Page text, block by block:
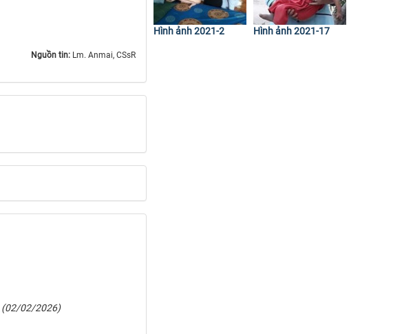
Nguồn tin: Lm. Anmai, CSsR
(02/02/2026)
Hình ảnh 2021-2 Hình ảnh 2021-17